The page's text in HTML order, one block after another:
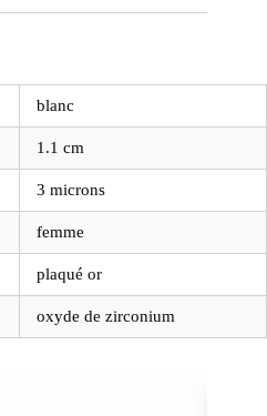
blanc
1.1 cm
3 microns
femme
plaqué or
oxyde de zirconium